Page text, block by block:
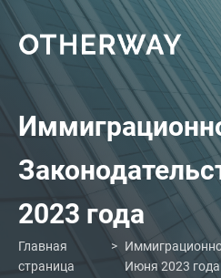
2023 года
Главная
страница
>
Июня 2023 года